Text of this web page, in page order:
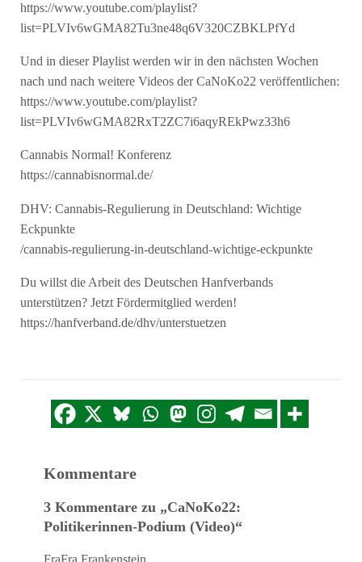
https://www.youtube.com/playlist?
list=PLVIv6wGMA82Tu3ne48q6V320CZBKLPfYd
Und in dieser Playlist werden wir in den nächsten Wochen
nach und nach weitere Videos der CaNoKo22 veröffentlichen:
https://www.youtube.com/playlist?
list=PLVIv6wGMA82RxT2ZC7i6aqyREkPwz33h6
Cannabis Normal! Konferenz
https://cannabisnormal.de/
DHV: Cannabis-Regulierung in Deutschland: Wichtige
Eckpunkte
/cannabis-regulierung-in-deutschland-wichtige-eckpunkte
Du willst die Arbeit des Deutschen Hanfverbands
unterstützen? Jetzt Fördermitglied werden!
https://hanfverband.de/dhv/unterstuetzen
Kommentare
3 Kommentare zu „CaNoKo22:
Politikerinnen-Podium (Video)“